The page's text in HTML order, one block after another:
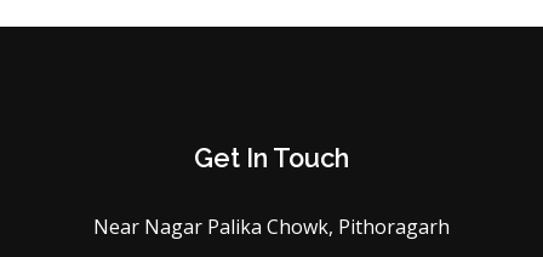
Get In Touch
Near Nagar Palika Chowk, Pithoragarh